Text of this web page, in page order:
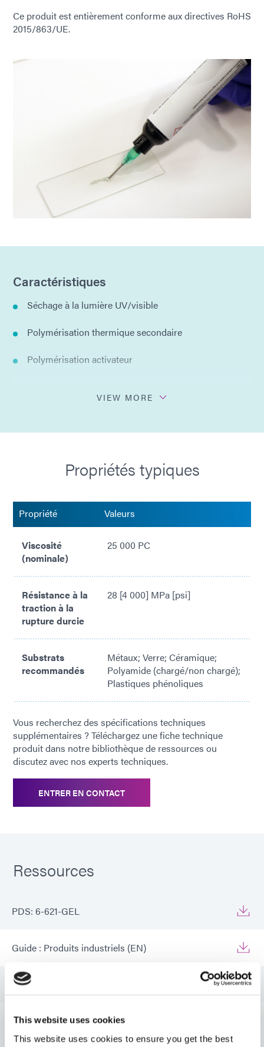
This website uses cookies
This website uses cookies to ensure you get the best
Ce produit est entièrement conforme aux directives RoHS
2015/863/UE.
Caractéristiques
Séchage à la lumière UV/visible
Polymérisation thermique secondaire
Polymérisation activateur
VIEW MORE
Propriétés typiques
Propriété Valeurs
Viscosité
(nominale)
25 000 PC
Résistance à la
traction à la
rupture durcie
28 [4 000] MPa [psi]
Substrats
recommandés
Métaux; Verre; Céramique;
Polyamide (chargé/non chargé);
Plastiques phénoliques
Vous recherchez des spécifications techniques
supplémentaires ? Téléchargez une fiche technique
produit dans notre bibliothèque de ressources ou
discutez avec nos experts techniques.
ENTRER EN CONTACT
Ressources
PDS: 6-621-GEL
Guide : Produits industriels (EN)
Guide : Produits industriels (Europe|EN)
Guide : Produits industriels (Asie|EN)